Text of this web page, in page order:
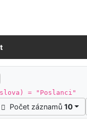
= "Poslanci"
Počet záznamů 10